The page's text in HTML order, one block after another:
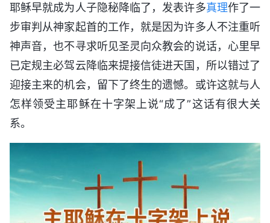
耶稣早就成为人子隐秘降临了，发表许多真理作了一
步审判从神家起首的工作，就是因为许多人不注重听
神声音，也不寻求听见圣灵向众教会的说话，心里早
已定规主必驾云降临来提接信徒进天国，所以错过了
迎接主来的机会，留下了终生的遗憾。或许这就与人
怎样领受主耶稣在十字架上说“成了”这话有很大关
系。